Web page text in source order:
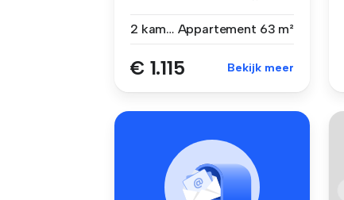
2 kamers Appartement 63 m²
€ 1.115 Bekijk meer